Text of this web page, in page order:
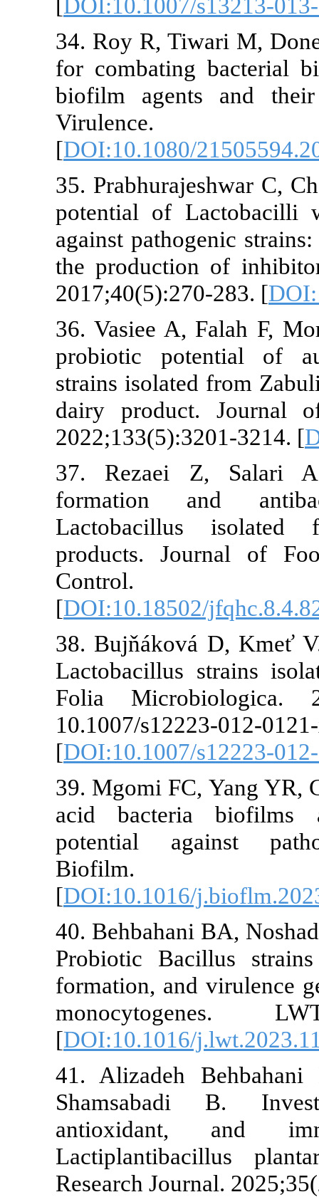
[
34. Roy R,
for
biofilm
[
35.
potential of
against
the
36. Vasiee
probiotic
strains
dairy
37.
formation
products.
[
38.
Folia
10.1007/
[
39. Mgomi
acid
potential
[
40.
Probiotic
formation,
[
41.
Research